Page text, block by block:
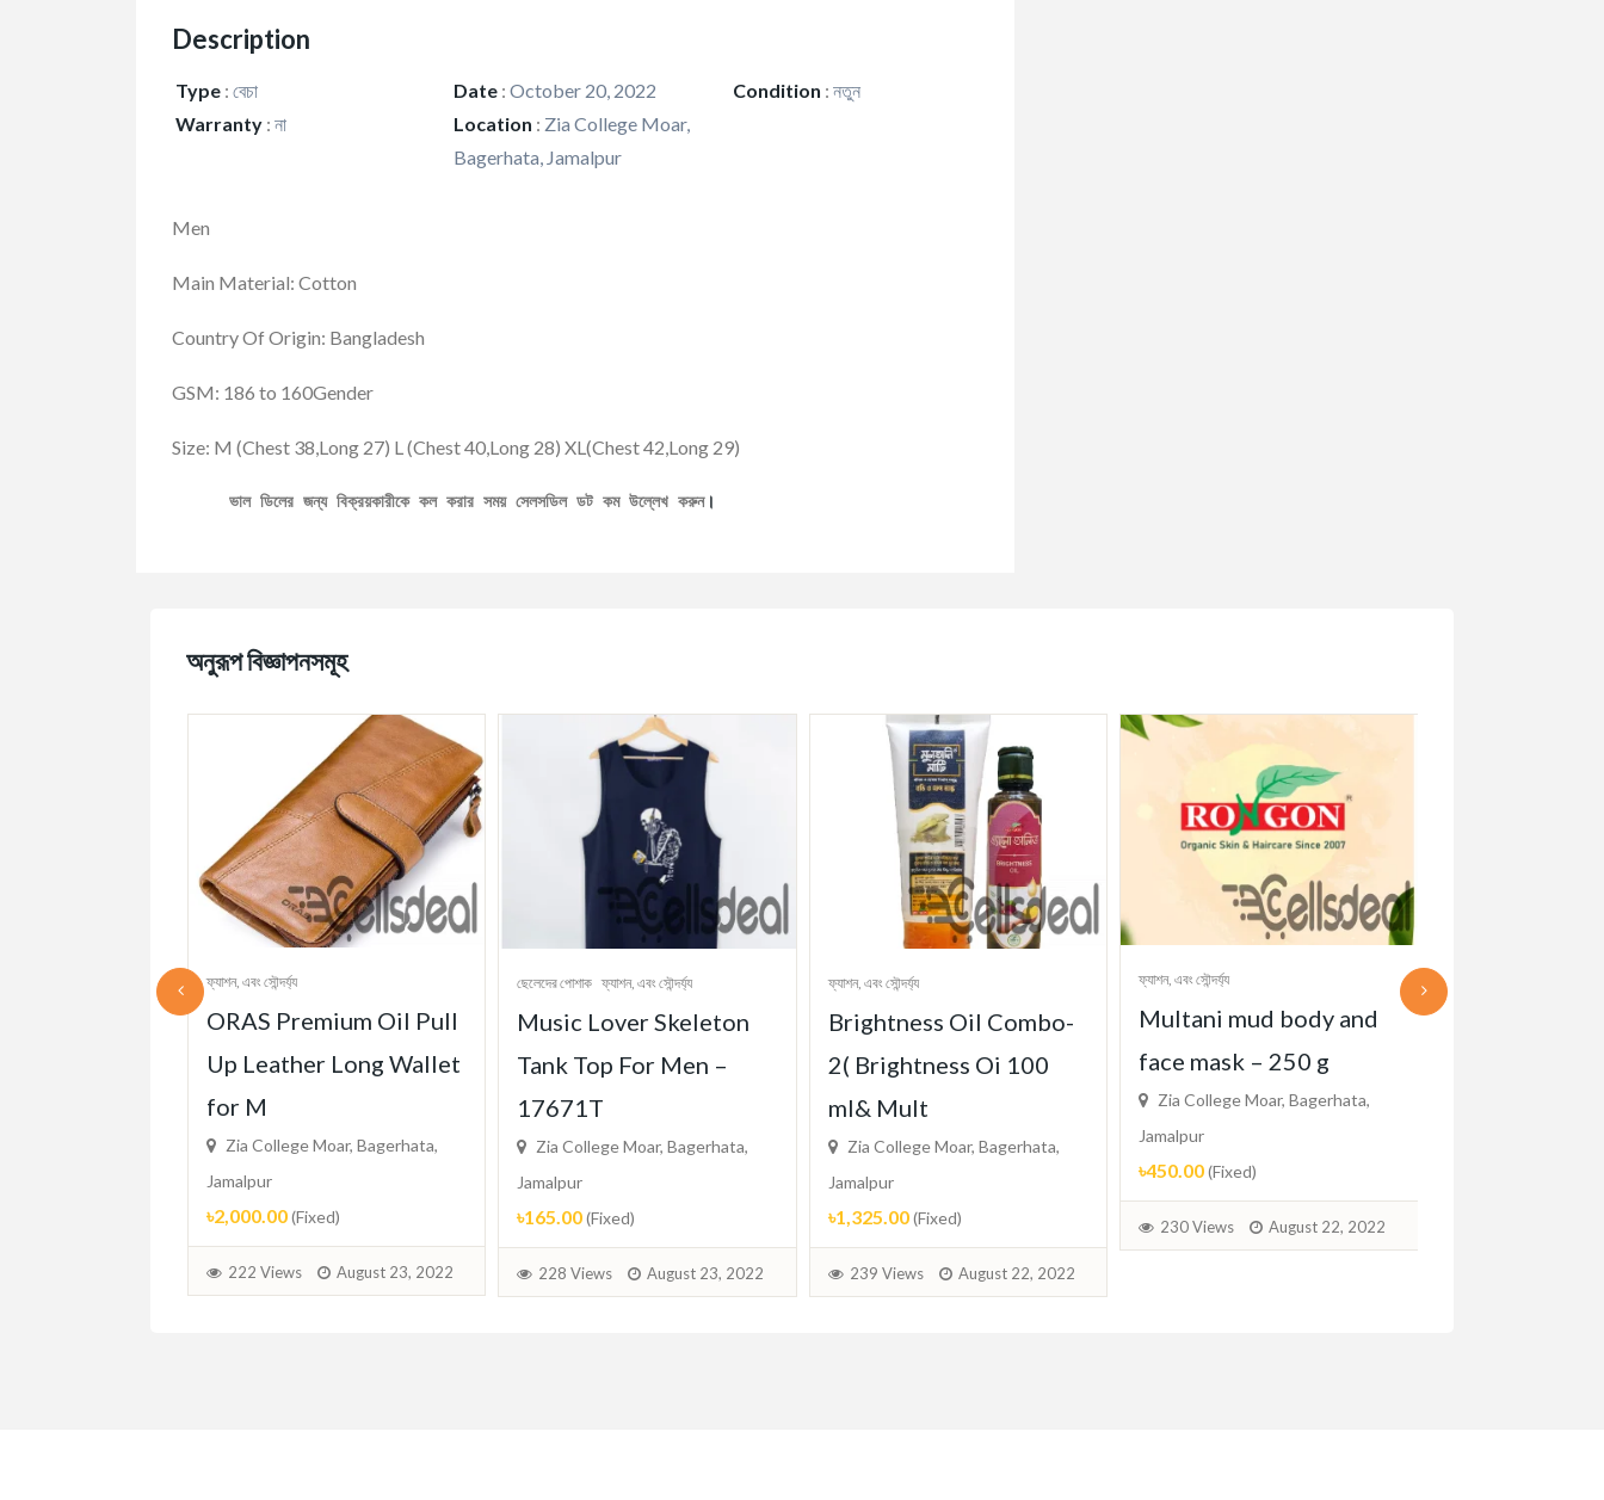
Description
Type : বেচা Date : October 20, 2022 Condition : নতুন
Warranty : না Location : Zia College Moar,
Bagerhata, Jamalpur
Men
Main Material: Cotton
Country Of Origin: Bangladesh
GSM: 186 to 160Gender
Size: M (Chest 38,Long 27) L (Chest 40,Long 28) XL(Chest 42,Long 29)
ভাল ডিলের জন্য বিক্রয়কারীকে কল করার সময় সেলসডিল ডট কম উল্লেখ করুন।
অনুরূপ বিজ্ঞাপনসমূহ
ফ্যাশন, এবং সৌন্দর্য্য
ORAS Premium Oil Pull
Up Leather Long Wallet
for M
Zia College Moar, Bagerhata,
Jamalpur
৳2,000.00(Fixed)
222 Views August 23, 2022
ছেলেদের পোশাক ফ্যাশন, এবং সৌন্দর্য্য
Music Lover Skeleton
Tank Top For Men –
17671T
Zia College Moar, Bagerhata,
Jamalpur
৳165.00(Fixed)
228 Views August 23, 2022
ফ্যাশন, এবং সৌন্দর্য্য
Brightness Oil Combo-
2( Brightness Oi 100
ml& Mult
Zia College Moar, Bagerhata,
Jamalpur
৳1,325.00(Fixed)
239 Views August 22, 2022
ফ্যাশন, এবং সৌন্দর্য্য
Multani mud body and
face mask – 250 g
Zia College Moar, Bagerhata,
Jamalpur
৳450.00(Fixed)
230 Views August 22, 2022